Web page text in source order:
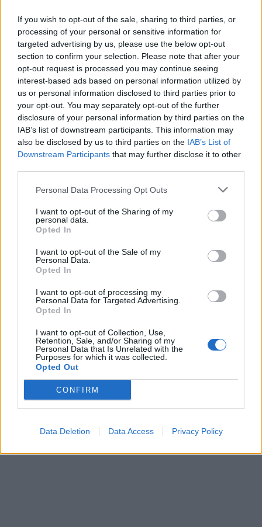
If you wish to opt-out of the sale, sharing to third parties, or
processing of your personal or sensitive information for
targeted advertising by us, please use the below opt-out
section to confirm your selection. Please note that after your
opt-out request is processed you may continue seeing
interest-based ads based on personal information utilized by
us or personal information disclosed to third parties prior to
your opt-out. You may separately opt-out of the further
disclosure of your personal information by third parties on the
IAB’s list of downstream participants. This information may
also be disclosed by us to third parties on the IAB’s List of
Downstream Participants that may further disclose it to other
Personal Data Processing Opt Outs
I want to opt-out of the Sharing of my
personal data.
Opted In
I want to opt-out of the Sale of my
Personal Data.
Opted In
I want to opt-out of processing my
Personal Data for Targeted Advertising.
Opted In
I want to opt-out of Collection, Use,
Retention, Sale, and/or Sharing of my
Personal Data that Is Unrelated with the
Purposes for which it was collected.
Opted Out
CONFIRM
Data Deletion Data Access Privacy Policy
επιφάνειας της Γης.
Φυσικά, αυτός ο αριθμός διπλασιάζεται αν χρειαστεί
να καλύψουμε το 2% της επιφάνειας. Και τίποτα
από αυτά δεν λαμβάνει υπόψη πόσο δύσκολο θα
ήταν να ζωγραφίσεις πάνω σε ωκεανούς, ερήμους και
δέντρα.
Το να βάψουμε με λευκή μπογιά τις πόλεις για να μειωθεί η
θερμοκρασία δεν είναι μια νέα ιδέα.
Η ίδια η ιδέα της λευκής βαφής είναι το αποτέλεσμα
έξι ετών έρευνας που βασίζεται σε προσπάθειες που
ξεκινούν από τη δεκαετία του 1970 για την
ανάπτυξη ακτινοβόλου ψυκτικού χρώματος ως
εφικτή εναλλακτική λύση στα παραδοσιακά
κλιματιστικά.
Πολλάμέρησε όλο τονκόσμοβάφουν ήδη
επιφάνειες λευκές και η νέα βαφή της Purdue θα
βοηθήσει. Όμως δείχνει ότι έχουμε πολύ δρόμο